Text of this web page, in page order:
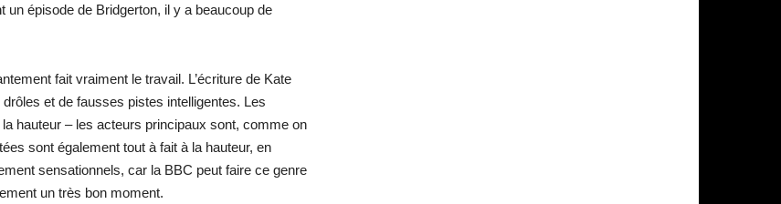
épisode de Bridgerton, il y a beaucoup de
fait vraiment le travail. L’écriture de Kate
et de fausses pistes intelligentes. Les
hauteur – les acteurs principaux sont, comme on
sont également tout à fait à la hauteur, en
sensationnels, car la BBC peut faire ce genre
un très bon moment.